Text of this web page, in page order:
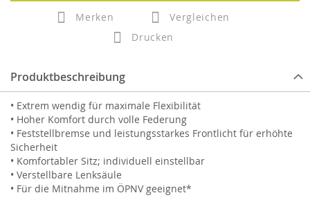
Merken
Vergleichen
Drucken
Produktbeschreibung
• Extrem wendig für maximale Flexibilität
• Hoher Komfort durch volle Federung
• Feststellbremse und leistungsstarkes Frontlicht für erhöhte
Sicherheit
• Komfortabler Sitz; individuell einstellbar
• Verstellbare Lenksäule
• Für die Mitnahme im ÖPNV geeignet*